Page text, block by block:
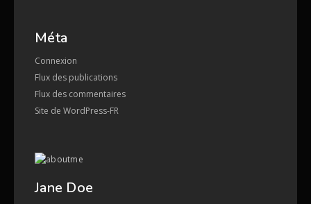
Méta
Connexion
Flux des publications
Flux des commentaires
Site de WordPress-FR
Jane Doe